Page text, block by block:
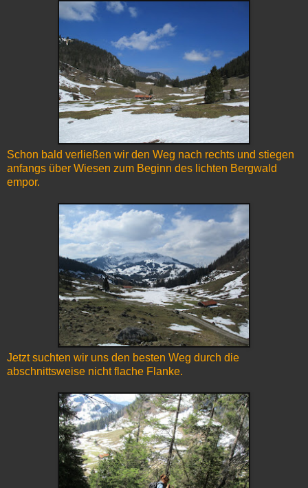
Schon bald verließen wir den Weg nach rechts und stiegen
anfangs über Wiesen zum Beginn des lichten Bergwald
empor.
Jetzt suchten wir uns den besten Weg durch die
abschnittsweise nicht flache Flanke.